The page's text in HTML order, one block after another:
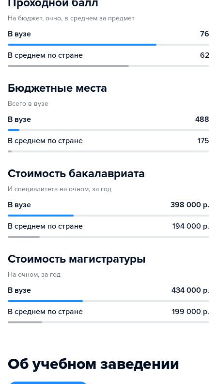
На бюджет, очно, в среднем за предмет
В вузе 76
В среднем по стране 62
Бюджетные места
Всего в вузе
В вузе 488
В среднем по стране 175
Стоимость бакалавриата
И специалитета на очном, за год
В вузе 398 000 р.
В среднем по стране 194 000 р.
Стоимость магистратуры
На очном, за год
В вузе 434 000 р.
В среднем по стране 199 000 р.
Об учебном заведении